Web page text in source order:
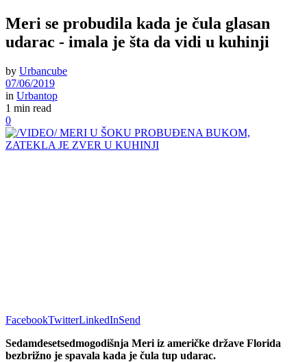
Meri se probudila kada je čula glasan
udarac - imala je šta da vidi u kuhinji
by Urbancube
07/06/2019
in Urbantop
1 min read
0
FacebookTwitterLinkedInSend
Sedamdesetsedmogodišnja Meri iz američke države Florida
bezbrižno je spavala kada je čula tup udarac.